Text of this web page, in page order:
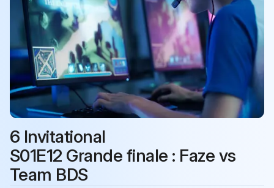
6 Invitational
S01E12 Grande finale : Faze vs
Team BDS